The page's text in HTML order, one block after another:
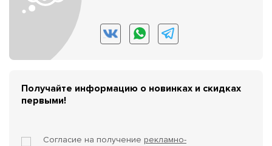
Получайте информацию о новинках и скидках
первыми!
Согласие на получение рекламно-